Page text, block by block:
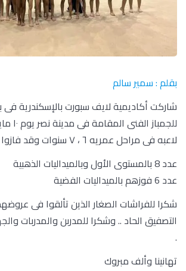
بقلم : سمير سالم
شاركت أكاديمية لايف سبورت بالإسكندرية
لاعبه فى مراحل عمريه ٦ ، ٧ سنوات وقد فازوا بالآتي : –
عدد 8 بالمستوى الأول وبالميداليات الذهبية
عدد 6 فوزهم بالميداليات الفضية
شكرا للفراشات الصغار الذين تألقوا فى عروضهم
التصفيق الحاد .. وشكرا للمدربن والمدربات
.
تهانينا وألف مبروك